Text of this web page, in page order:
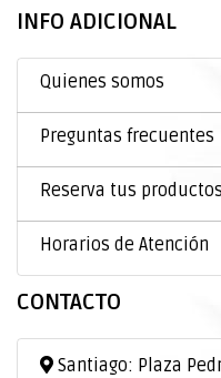
INFO ADICIONAL
Quienes somos
Preguntas frecuentes
Reserva tus
Horarios de Atención
CONTACTO
Santiago: Plaza